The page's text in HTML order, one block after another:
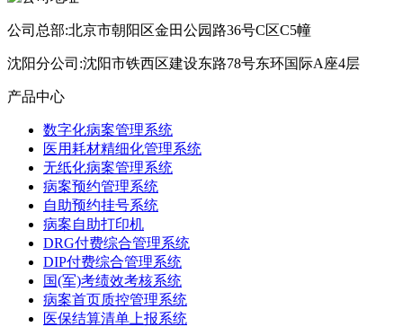
公司总部:北京市朝阳区金田公园路36号C区C5幢
沈阳分公司:沈阳市铁西区建设东路78号东环国际A座4层
产品中心
数字化病案管理系统
医用耗材精细化管理系统
无纸化病案管理系统
病案预约管理系统
自助预约挂号系统
病案自助打印机
DRG付费综合管理系统
DIP付费综合管理系统
国(军)考绩效考核系统
病案首页质控管理系统
医保结算清单上报系统